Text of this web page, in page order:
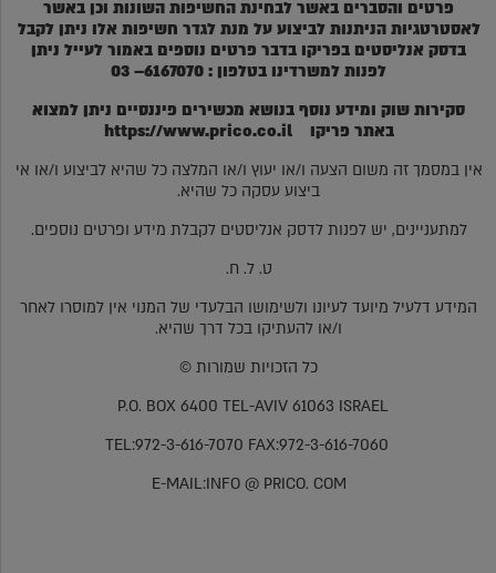
פרטים והסברים באשר לבחינת החשיפות השונות וכן באשר
לאסטרטגיות הניתנות לביצוע על מנת לגדר חשיפות אלו ניתן לקבל
בדסק אנליסטים בפריקו בדבר פרטים נוספים באמור לעייל ניתן
לפנות למשרדינו בטלפון : 6167070– 03
סקירות שוק ומידע נוסף בנושא מכשירים פיננסיים ניתן למצוא
באתר פריקוhttps://www.prico.co.il
אין במסמך זה משום הצעה ו/או יעוץ ו/או המלצה כל שהיא לביצוע ו/או אי
ביצוע עסקה כל שהיא.
למתעניינים, יש לפנות לדסק אנליסטים לקבלת מידע ופרטים נוספים.
ט. ל. ח.
המידע דלעיל מיועד לעיונו ולשימושו הבלעדי של המנוי אין למוסרו לאחר
ו/או להעתיקו בכל דרך שהיא.
כל הזכויות שמורות ©
P.O. BOX 6400 TEL-AVIV 61063 ISRAEL
E-MAIL:INFO @ PRICO. COM